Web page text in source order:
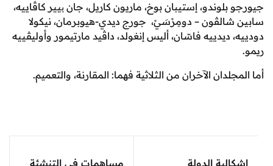
جيورجو بلوندو، إستيبان بوخ، ماريون كاريل، جان پيير كاڤاييه،
سابين شالڤون – دومِرْسَيْ، جورج ديدي-هيوبرمان، نيكولا
دودييه، ديدييه فاسّان، أليس إنغولد، داڤيد مارتيمور وأوليڤييه
ريمو.
أما المجلدان الآخران من الثلاثية فهما: المقارنة، والتعميم.
مساهمات في التنشئة
اشكالية الدولة